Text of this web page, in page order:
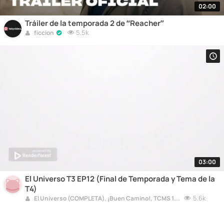
02:00
Tráiler de la temporada 2 de “Reacher”
ficcion 5.5k
03:00
El Universo T3 EP12 (Final de Temporada y Tema de la
T4)
El Universo (COMPLETA), ¡Buen Camino!, TCMS 10, Fiestas Nacionales, Pelis, y, Willy Fogg 1 & 2 5.6k